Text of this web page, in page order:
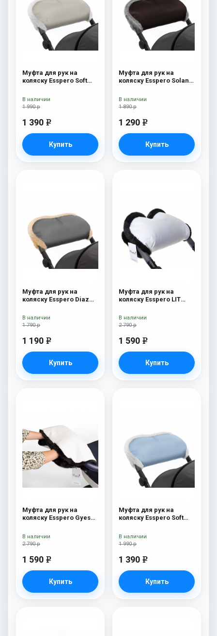
Муфта для рук на
коляску Esspero Soft
1 990 р
1 390 e
Купить
В наличии
Муфта для рук на
коляску Esspero Solana
Brown
1 890 р
1 290 e
Купить
В наличии
Муфта для рук на
коляску Esspero Diaz
Grey
1 790 р
1 190 e
Купить
В наличии
Муфта для рук на
коляску Esspero LIT
white/black
2 790 р
1 590 e
Купить
В наличии
Муфта для рук на
коляску Esspero Gуеs
2 790 р
1 590 e
Купить
В наличии
Муфта для рук на
коляску Esspero Soft
1 990 р
1 390 e
Купить
В наличии